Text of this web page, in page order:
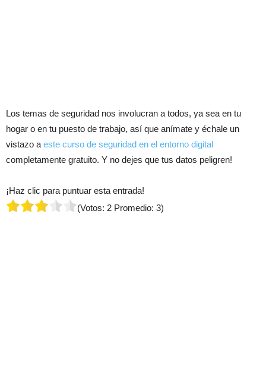
Los temas de seguridad nos involucran a todos, ya sea en tu
hogar o en tu puesto de trabajo, así que anímate y échale un
vistazo a este curso de seguridad en el entorno digital
completamente gratuito. Y no dejes que tus datos peligren!
¡Haz clic para puntuar esta entrada!
(Votos: 2 Promedio: 3)